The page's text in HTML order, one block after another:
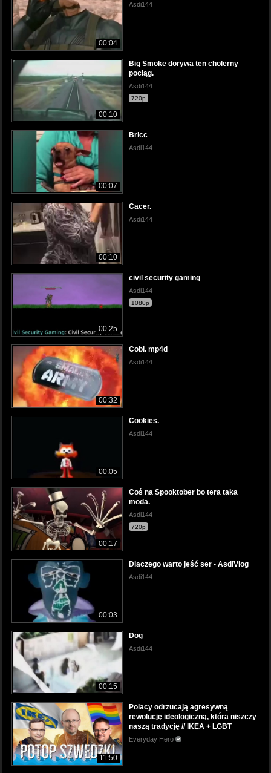
00:04
Asdi144
00:10
Big Smoke dorywa ten cholerny
pociąg.
Asdi144
720p
00:07
Bricc
Asdi144
00:10
Cacer.
Asdi144
00:25
civil security gaming
Asdi144
1080p
00:32
Cobi. mp4d
Asdi144
00:05
Cookies.
Asdi144
00:17
Coś na Spooktober bo tera taka
moda.
Asdi144
720p
00:03
Dlaczego warto jeść ser - AsdiVlog
Asdi144
00:15
Dog
Asdi144
11:50
Polacy odrzucają agresywną
rewolucję ideologiczną, która niszczy
naszą tradycję // IKEA + LGBT
Everyday Hero